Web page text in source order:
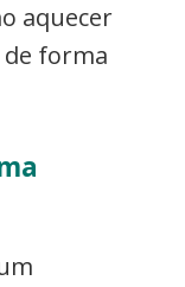
aquecer
de forma